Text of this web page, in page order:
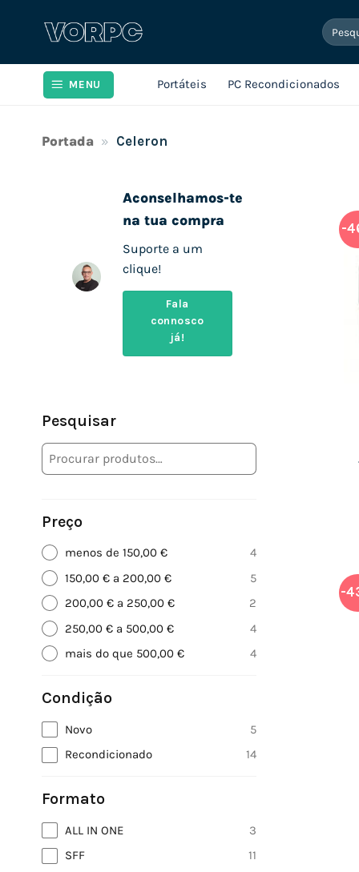
por:
MENU Portáteis PC Recondicionados
Portada » Celeron
Aconselhamos-te
na tua compra
Suporte a um
clique!
Fala
connosco
já!
Pesquisar
Preço
menos de 150,00 €
4
150,00 € a 200,00 €
5
200,00 € a 250,00 €
2
250,00 € a 500,00 €
4
mais do que 500,00 €
4
Condição
Novo
5
Recondicionado
14
Formato
ALL IN ONE
3
SFF
11
-
-